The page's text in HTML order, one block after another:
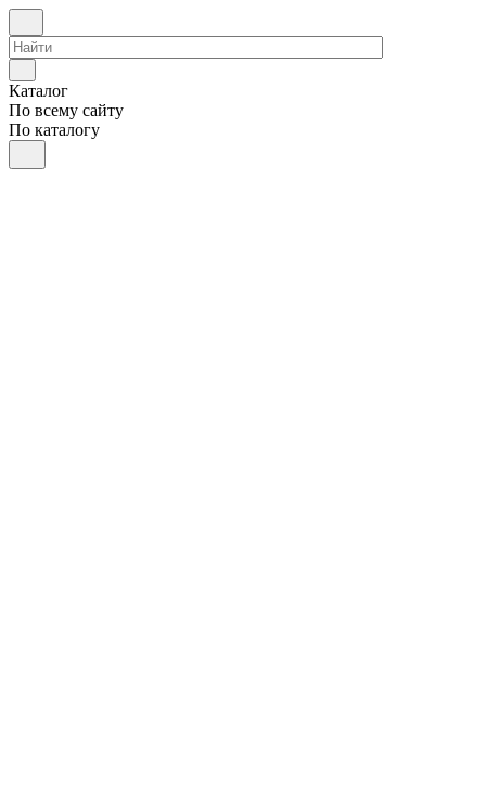
Каталог
По всему сайту
По каталогу